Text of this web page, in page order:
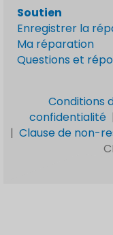
Soutien
Enregistrer la
Ma réparation
Questions et
Conditions
confidentialité|
| Clause de non-